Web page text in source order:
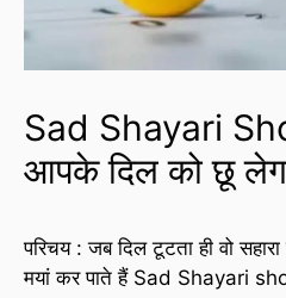
Sad Shayari
आपके दिल को छू
परिचय : जब दिल टूटता ही वो
मयां कर पाते हैं Sad Shayari